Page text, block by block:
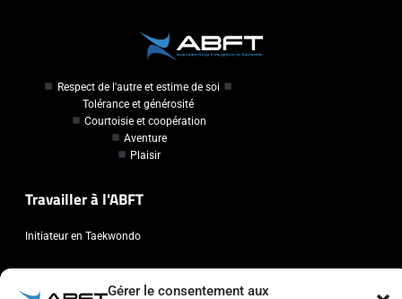
Gérer le consentement aux
Respect de l'autre et estime de soi
Tolérance et générosité
Courtoisie et coopération
Aventure
Plaisir
Travailler à l'ABFT
Initiateur en Taekwondo